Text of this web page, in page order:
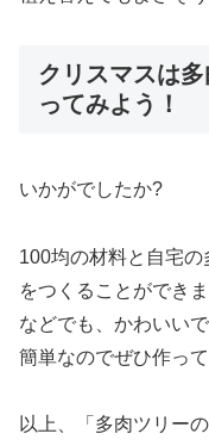
クリスマスは
ってみよう！
いかがでしたか?
100均の材料と自宅
をつくることができ
などでも、かわいいで
簡単なのでぜひ作っ
以上、「多肉ツリー